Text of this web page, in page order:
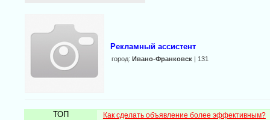
Рекламный ассистент
город: Ивано-Франковск| 131
ТОП Как сделать объявление более эффективным?